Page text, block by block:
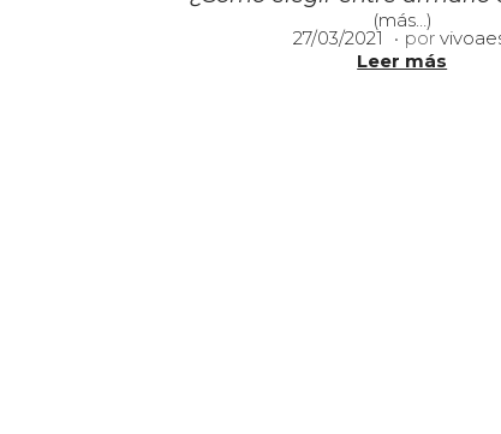
P
27/03/2021
1
. por
(más…)
Leer más